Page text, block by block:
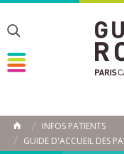
Toggle
Toggle
Toggle
ACCUEIL
INFOS PATIENTS
GUIDE D'ACCUEIL DES